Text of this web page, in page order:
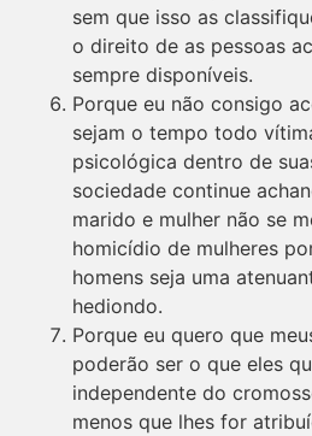
sem que isso as
o direito de as pessoas
sempre disponíveis.
Porque eu não consigo
sejam o tempo todo
psicológica dentro de
sociedade continue
marido e mulher não se
homicídio de mulheres
homens seja uma
hediondo.
Porque eu quero que
poderão ser o que eles
independente do
menos que lhes for